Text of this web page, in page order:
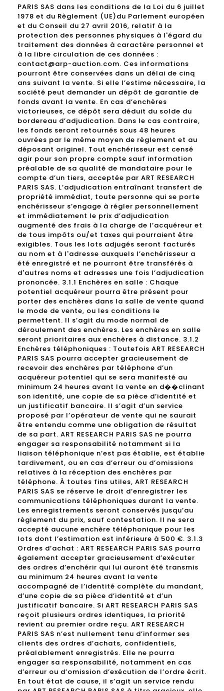
PARIS SAS dans les conditions de la Loi du 6 juillet
1978 et du Règlement (UE)du Parlement européen
et du Conseil du 27 avril 2016, relatif à la
protection des personnes physiques à l'égard du
traitement des données à caractère personnel et
à la libre circulation de ces données :
contact@arp-auction.com. Ces informations
pourront être conservées dans un délai de cinq
ans suivant la vente. Si elle l’estime nécessaire, la
société peut demander un dépôt de garantie de
fonds avant la vente. En cas d’enchères
victorieuses, ce dépôt sera déduit du solde du
bordereau d’adjudication. Dans le cas contraire,
les fonds seront retournés sous 48 heures
ouvrées par le même moyen de règlement et au
déposant originel. Tout enchérisseur est censé
agir pour son propre compte sauf information
préalable de sa qualité de mandataire pour le
compte d’un tiers, acceptée par ART RESEARCH
PARIS SAS. L’adjudication entraînant transfert de
propriété immédiat, toute personne qui se porte
enchérisseur s’engage à régler personnellement
et immédiatement le prix d’adjudication
augmenté des frais à la charge de l’acquéreur et
de tous impôts ou/et taxes qui pourraient être
exigibles. Tous les lots adjugés seront facturés
au nom et à l'adresse auxquels l’enchérisseur a
été enregistré et ne pourront être transférés à
d'autres noms et adresses une fois l’adjudication
prononcée. 3.1.1 Enchères en salle : Chaque
potentiel acquéreur pourra être présent pour
porter des enchères dans la salle de vente quand
le mode de vente, ou les conditions le
permettent. Il s’agit du mode normal de
déroulement des enchères. Les enchères en salle
seront prioritaires aux enchères à distance. 3.1.2
Enchères téléphoniques : Toutefois ART RESEARCH
PARIS SAS pourra accepter gracieusement de
recevoir des enchères par téléphone d’un
acquéreur potentiel qui se sera manifesté au
minimum 24 heures avant la vente en d��clinant
son identité, une copie de sa pièce d’identité et
un justificatif bancaire. Il s’agit d’un service
proposé par l’opérateur de vente qui ne saurait
être entendu comme une obligation de résultat
de sa part. ART RESEARCH PARIS SAS ne pourra
engager sa responsabilité notamment si la
liaison téléphonique n’est pas établie, est établie
tardivement, ou en cas d’erreur ou d’omissions
relatives à la réception des enchères par
téléphone. À toutes fins utiles, ART RESEARCH
PARIS SAS se réserve le droit d’enregistrer les
communications téléphoniques durant la vente.
Les enregistrements seront conservés jusqu’au
règlement du prix, sauf contestation. Il ne sera
accepté aucune enchère téléphonique pour les
lots dont l’estimation est inférieure à 500 €. 3.1.3
Ordres d’achat : ART RESEARCH PARIS SAS pourra
également accepter gracieusement d’exécuter
des ordres d’enchérir qui lui auront été transmis
au minimum 24 heures avant la vente
accompagné de l’identité complète du mandant,
d’une copie de sa pièce d’identité et d’un
justificatif bancaire. Si ART RESEARCH PARIS SAS
reçoit plusieurs ordres identiques, la priorité
revient au premier ordre reçu. ART RESEARCH
PARIS SAS n’est nullement tenu d’informer ses
clients des ordres d’achats, confidentiels,
préalablement enregistrés. Elle ne pourra
engager sa responsabilité, notamment en cas
d’erreur ou d’omission d’exécution de l’ordre écrit.
En tout état de cause, il s’agit un service rendu